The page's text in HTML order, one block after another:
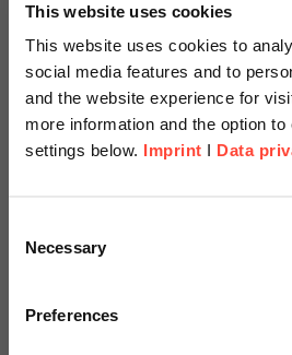
This website uses cookies
This website uses cookies to
social media features and to
and the website experience for
more information and the option to
settings below. Imprint I Data
Selection
Necessary
Preferences
Die SAP BTP schafft mit diesem
leistungsstarkes technologisches
Grundlage für den Schritt in die
weiterwachsenden Service-Katalog
sich Geschäftsprozesse mit
specially